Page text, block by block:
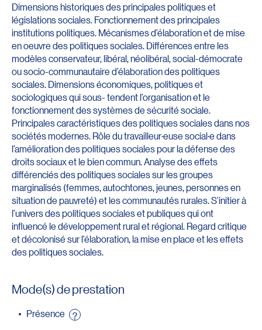
Dimensions historiques des principales politiques et
législations sociales. Fonctionnement des principales
institutions politiques. Mécanismes d’élaboration et de mise
en oeuvre des politiques sociales. Différences entre les
modèles conservateur, libéral, néolibéral, social-démocrate
ou socio-communautaire d’élaboration des politiques
sociales. Dimensions économiques, politiques et
sociologiques qui sous- tendent l’organisation et le
fonctionnement des systèmes de sécurité sociale.
Principales caractéristiques des politiques sociales dans nos
sociétés modernes. Rôle du travailleur·euse social·e dans
l’amélioration des politiques sociales pour la défense des
droits sociaux et le bien commun. Analyse des effets
différenciés des politiques sociales sur les groupes
marginalisés (femmes, autochtones, jeunes, personnes en
situation de pauvreté) et les communautés rurales. S’initier à
l’univers des politiques sociales et publiques qui ont
influencé le développement rural et régional. Regard critique
et décolonisé sur l’élaboration, la mise en place et les effets
des politiques sociales.
Mode(s) de prestation
Présence
?